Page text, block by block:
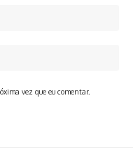
vez que eu comentar.